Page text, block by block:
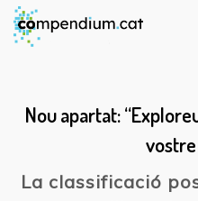
Nou apartat:
La classificació